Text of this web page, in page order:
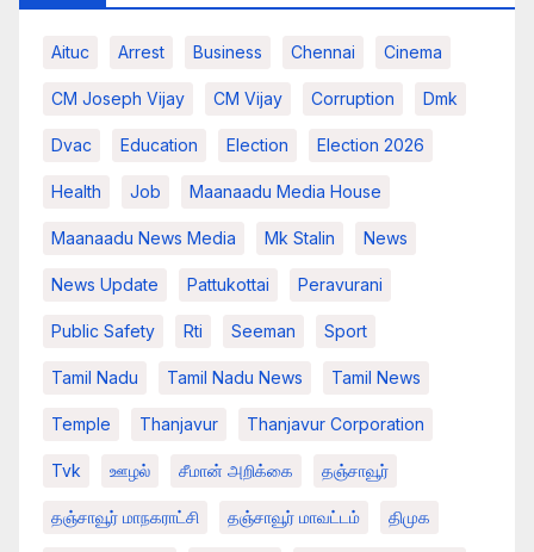
Aituc Arrest Business Chennai Cinema
CM Joseph Vijay CM Vijay Corruption Dmk
Dvac Education Election Election 2026
Health Job Maanaadu Media House
Maanaadu News Media Mk Stalin News
News Update Pattukottai Peravurani
Public Safety Rti Seeman Sport
Tamil Nadu Tamil Nadu News Tamil News
Temple Thanjavur Thanjavur Corporation
Tvk ஊழல் சீமான் அறிக்கை தஞ்சாவூர்
தஞ்சாவூர் மாநகராட்சி தஞ்சாவூர் மாவட்டம் திமுக